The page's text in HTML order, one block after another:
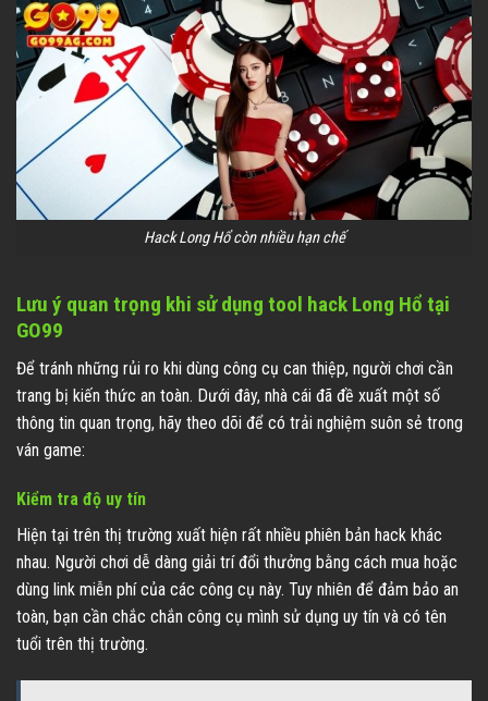
Hack Long Hổ còn nhiều hạn chế
Lưu ý quan trọng khi sử dụng tool hack Long Hổ tại
GO99
Để tránh những rủi ro khi dùng công cụ can thiệp, người chơi cần
trang bị kiến thức an toàn. Dưới đây, nhà cái đã đề xuất một số
thông tin quan trọng, hãy theo dõi để có trải nghiệm suôn sẻ trong
ván game:
Kiểm tra độ uy tín
Hiện tại trên thị trường xuất hiện rất nhiều phiên bản hack khác
nhau. Người chơi dễ dàng giải trí đổi thưởng bằng cách mua hoặc
dùng link miễn phí của các công cụ này. Tuy nhiên để đảm bảo an
toàn, bạn cần chắc chắn công cụ mình sử dụng uy tín và có tên
tuổi trên thị trường.